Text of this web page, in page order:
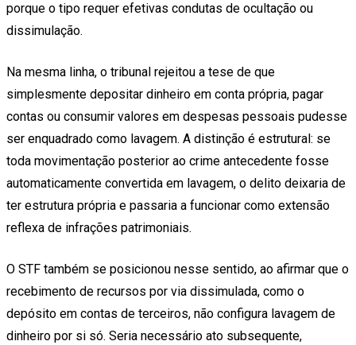
porque o tipo requer efetivas condutas de ocultação ou
dissimulação.
Na mesma linha, o tribunal rejeitou a tese de que
simplesmente depositar dinheiro em conta própria, pagar
contas ou consumir valores em despesas pessoais pudesse
ser enquadrado como lavagem. A distinção é estrutural: se
toda movimentação posterior ao crime antecedente fosse
automaticamente convertida em lavagem, o delito deixaria de
ter estrutura própria e passaria a funcionar como extensão
reflexa de infrações patrimoniais.
O STF também se posicionou nesse sentido, ao afirmar que o
recebimento de recursos por via dissimulada, como o
depósito em contas de terceiros, não configura lavagem de
dinheiro por si só. Seria necessário ato subsequente,